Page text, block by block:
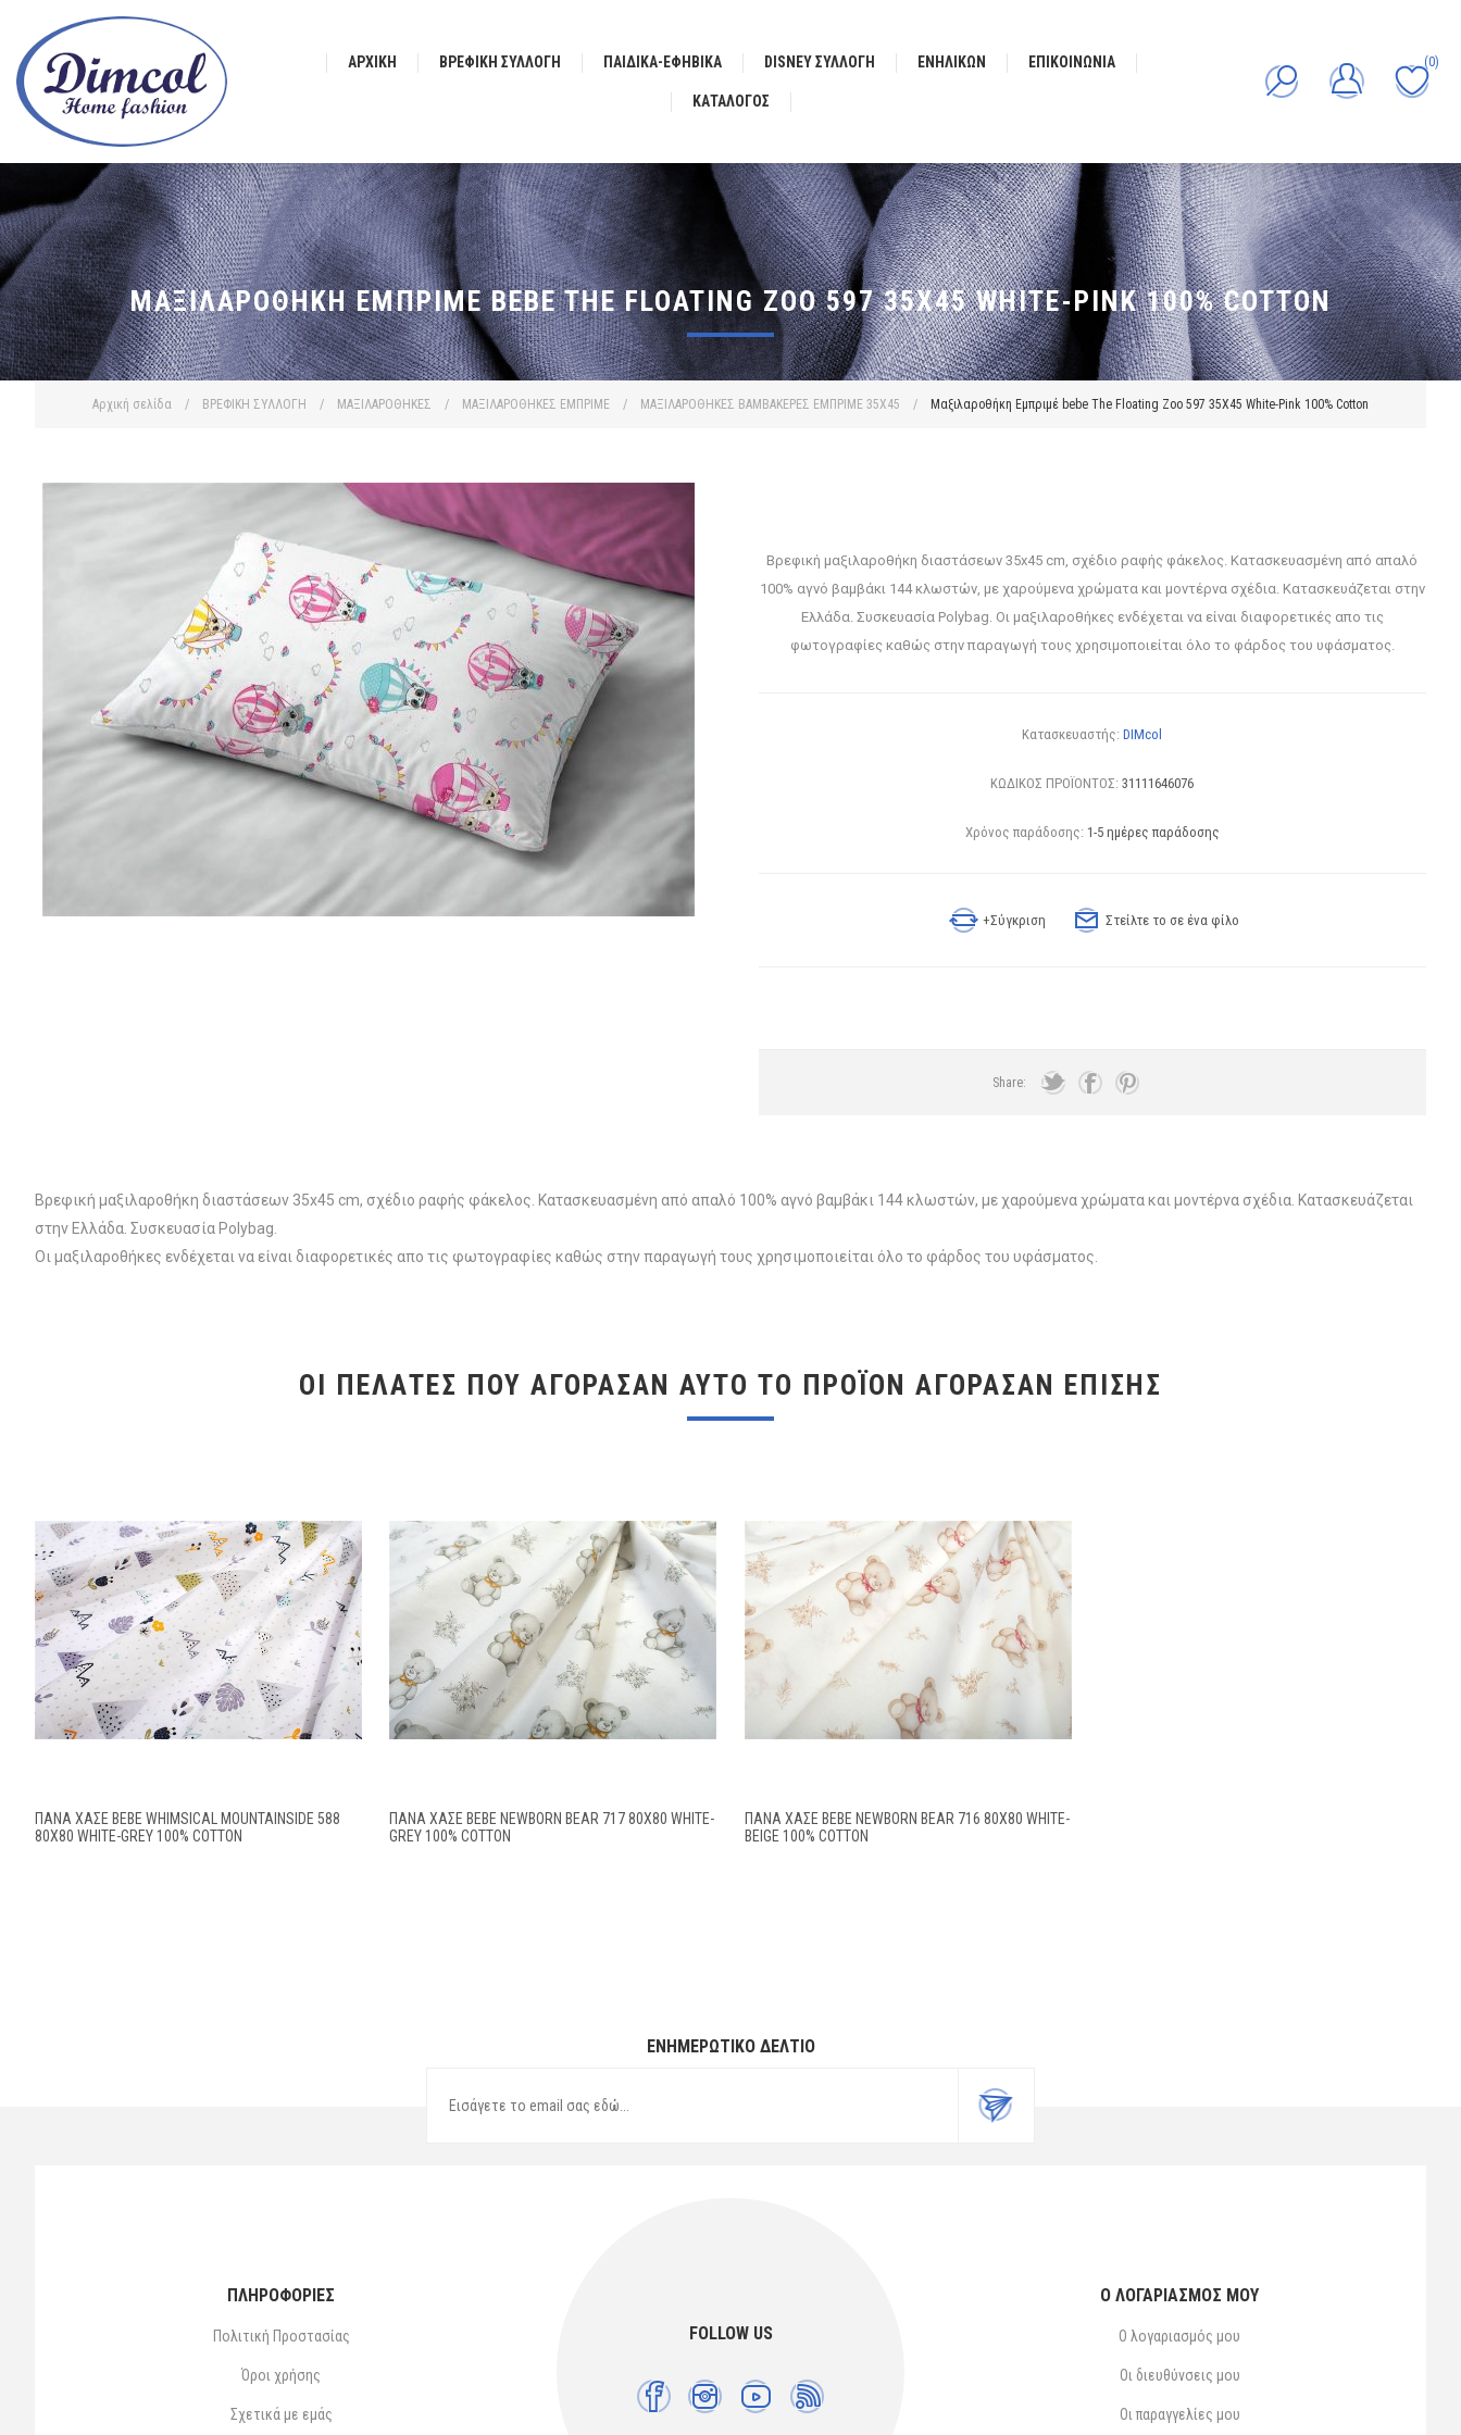
ΑΡΧΙΚΉ ΒΡΕΦΙΚΗ ΣΥΛΛΟΓΗ ΠΑΙΔΙΚΑ-ΕΦΗΒΙΚΑ DISNEY ΣΥΛΛΟΓΗ ΕΝΗΛΙΚΩΝ ΕΠΙΚΟΙΝΩΝΊΑ
ΚΑΤΆΛΟΓΟΣ
(0)
Αρχική σελίδα / ΒΡΕΦΙΚΗ ΣΥΛΛΟΓΗ / ΜΑΞΙΛΑΡΟΘΗΚΕΣ / ΜΑΞΙΛΑΡΟΘΗΚΕΣ ΕΜΠΡΙΜΕ / ΜΑΞΙΛΑΡΟΘΗΚΕΣ ΒΑΜΒΑΚΕΡΕΣ ΕΜΠΡΙΜΕ 35X45 / Μαξιλαροθήκη Εμπριμέ bebe The Floating Zoo 597 35X45 White-Pink 100% Cotton
ΜΑΞΙΛΑΡΟΘΉΚΗ ΕΜΠΡΙΜΈ BEBE THE FLOATING ZOO 597 35X45 WHITE-PINK 100% COTTON
Βρεφική μαξιλαροθήκη διαστάσεων 35x45 cm, σχέδιο ραφής φάκελος. Κατασκευασμένη από απαλό
100% αγνό βαμβάκι 144 κλωστών, με χαρούμενα χρώματα και μοντέρνα σχέδια. Κατασκευάζεται στην
Ελλάδα. Συσκευασία Polybag. Οι μαξιλαροθήκες ενδέχεται να είναι διαφορετικές απο τις
φωτογραφίες καθώς στην παραγωγή τους χρησιμοποιείται όλο το φάρδος του υφάσματος.
Κατασκευαστής: DIMcol
ΚΩΔΙΚΟΣ ΠΡΟΪΟΝΤΟΣ: 31111646076
Χρόνος παράδοσης: 1-5 ημέρες παράδοσης
+Σύγκριση Στείλτε το σε ένα φίλο
Share:
Βρεφική μαξιλαροθήκη διαστάσεων 35x45 cm, σχέδιο ραφής φάκελος. Κατασκευασμένη από απαλό 100% αγνό βαμβάκι 144 κλωστών, με χαρούμενα χρώματα και μοντέρνα σχέδια. Κατασκευάζεται
στην Ελλάδα. Συσκευασία Polybag.
Οι μαξιλαροθήκες ενδέχεται να είναι διαφορετικές απο τις φωτογραφίες καθώς στην παραγωγή τους χρησιμοποιείται όλο το φάρδος του υφάσματος.
ΟΙ ΠΕΛΆΤΕΣ ΠΟΥ ΑΓΌΡΑΣΑΝ ΑΥΤΌ ΤΟ ΠΡΟΪΌΝ ΑΓΌΡΑΣΑΝ ΕΠΊΣΗΣ
ΠΆΝΑ ΧΑΣΈ BEBE WHIMSICAL MOUNTAINSIDE 588
80X80 WHITE-GREY 100% COTTON
ΠΆΝΑ ΧΑΣΈ BEBE NEWBORN BEAR 717 80X80 WHITE-
GREY 100% COTTON
ΠΆΝΑ ΧΑΣΈ BEBE NEWBORN BEAR 716 80X80 WHITE-
BEIGE 100% COTTON
ΕΝΗΜΕΡΩΤΙΚΌ ΔΕΛΤΊΟ
FOLLOW US
ΠΛΗΡΟΦΟΡΙΕΣ
Πολιτική Προστασίας
Όροι χρήσης
Σχετικά με εμάς
Ο ΛΟΓΑΡΙΑΣΜΌΣ ΜΟΥ
Ο λογαριασμός μου
Οι διευθύνσεις μου
Οι παραγγελίες μου